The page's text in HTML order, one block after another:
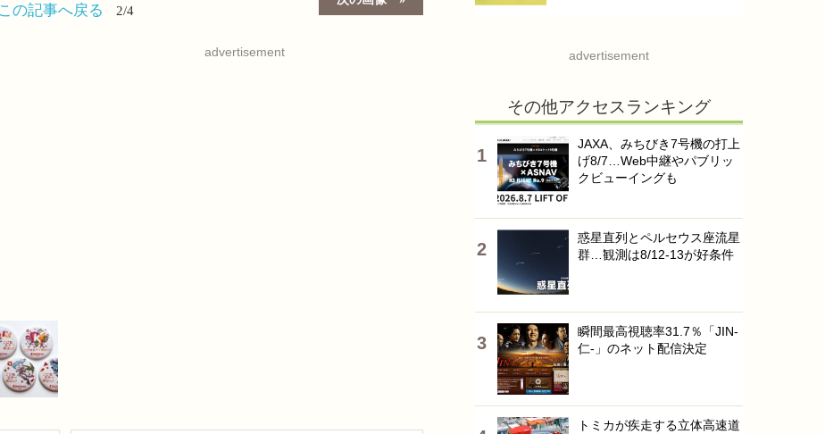
この記事へ戻る 2/4
advertisement advertisement
その他アクセスランキング
JAXA、みちびき7号機の打上
げ8/7…Web中継やパブリッ
クビューイングも
惑星直列とペルセウス座流星
群…観測は8/12-13が好条件
瞬間最高視聴率31.7％「JIN-
仁-」のネット配信決定
トミカが疾走する立体高速道